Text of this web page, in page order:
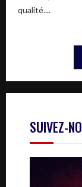
qualité....
SUIVEZ-